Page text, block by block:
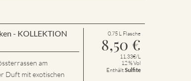
- KOLLEKTION
am
Duft mit exotischen
0.75 L Flasche
8,50 €
11.33€/L
12 % Vol
EnthältSulfite